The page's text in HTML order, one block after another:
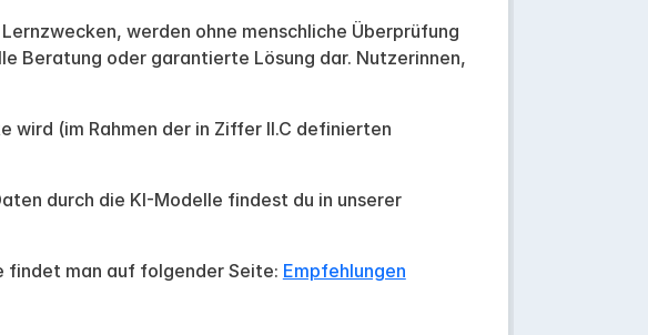
werden ohne menschliche Überprüfung
Beratung oder garantierte Lösung dar. Nutzerinnen,
wird (im Rahmen der in Ziffer II.C definierten
durch die KI-Modelle findest du in unserer
findet man auf folgender Seite: Empfehlungen